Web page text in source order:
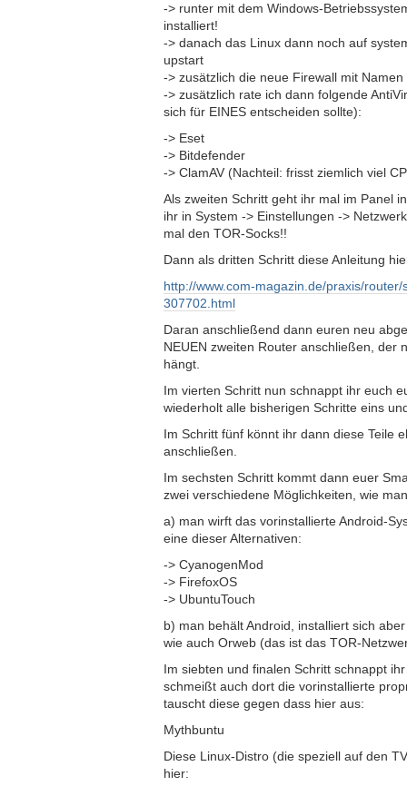
-> runter mit dem Windows-
installiert!
-> danach das Linux dann noch auf
upstart
-> zusätzlich die neue Firewall mit
-> zusätzlich rate ich dann folgende
sich für EINES entscheiden sollte):
-> Eset
-> Bitdefender
-> ClamAV (Nachteil: frisst ziemlich viel
Als zweiten Schritt geht ihr mal im Panel
ihr in System -> Einstellungen ->
mal den TOR-Socks!!
Dann als dritten Schritt diese Anleitung
http://www.com-magazin.de/praxis/
307702.html
Daran anschließend dann euren neu
NEUEN zweiten Router anschließen, der
hängt.
Im vierten Schritt nun schnappt ihr euch
wiederholt alle bisherigen Schritte eins
Im Schritt fünf könnt ihr dann diese Teile
anschließen.
Im sechsten Schritt kommt dann euer
zwei verschiedene Möglichkeiten, wie
a) man wirft das vorinstallierte Android-
eine dieser Alternativen:
-> CyanogenMod
-> FirefoxOS
-> UbuntuTouch
b) man behält Android, installiert sich
wie auch Orweb (das ist das TOR-
Im siebten und finalen Schritt schnappt
schmeißt auch dort die vorinstallierte
tauscht diese gegen dass hier aus:
Mythbuntu
Diese Linux-Distro (die speziell auf den
hier: